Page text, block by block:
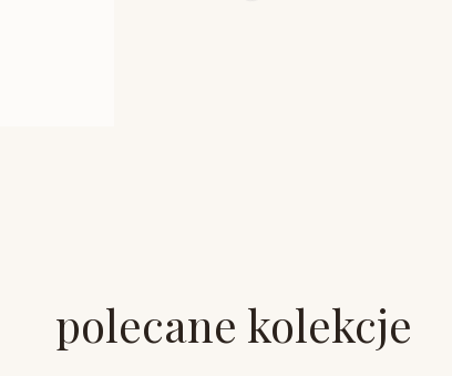
polecane kolekcje